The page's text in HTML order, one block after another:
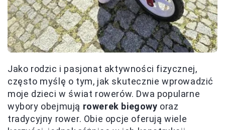
Jako rodzic i pasjonat aktywności fizycznej,
często myślę o tym, jak skutecznie wprowadzić
moje dzieci w świat rowerów. Dwa popularne
wybory obejmują rowerek biegowy oraz
tradycyjny rower. Obie opcje oferują wiele